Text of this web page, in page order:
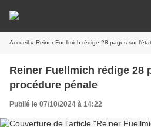
Accueil » Reiner Fuellmich rédige 28 pages sur
Reiner Fuellmich rédige 28
procédure pénale
Publié le 07/10/2024 à 14:22